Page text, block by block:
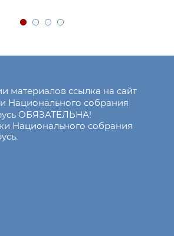
материалов ссылка на сайт
Национального собрания
ОБЯЗАТЕЛЬНА!
Национального собрания